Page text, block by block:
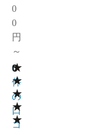
0
0
円
～
★
★
★
★
★
0
0
件
の
口
コ